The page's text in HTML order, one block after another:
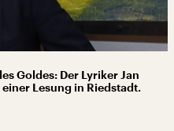
Goldes: Der Lyriker Jan
Lesung in Riedstadt.